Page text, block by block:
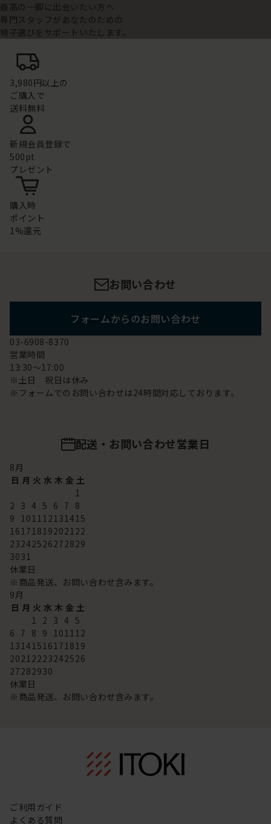
最高の一脚に出会いたい方へ
専門スタッフがあなたのための
椅子選びをサポートいたします。
3,980円以上の
ご購入で
送料無料
新規会員登録で
500pt
プレゼント
購入時
ポイント
1%還元
お問い合わせ
フォームからのお問い合わせ
03-6908-8370
営業時間
13:30～17:00
※土日 祝日は休み
※フォームでのお問い合わせは24時間対応しております。
配送・お問い合わせ営業日
8月
日 月 火 水 木 金 土
1
2 3 4 5 6 7 8
9 101112131415
16171819202122
23242526272829
3031
休業日
※商品発送、お問い合わせ含みます。
9月
日 月 火 水 木 金 土
1 2 3 4 5
6 7 8 9 101112
13141516171819
20212223242526
27282930
休業日
※商品発送、お問い合わせ含みます。
ご利用ガイド
よくある質問